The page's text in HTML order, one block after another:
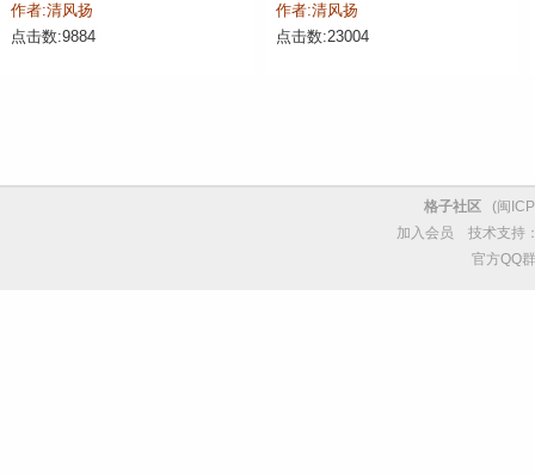
作者:清风扬
点击数:9884
作者:清风扬
点击数:23004
格子社区 (闽
加入会员
技术支持
官方QQ